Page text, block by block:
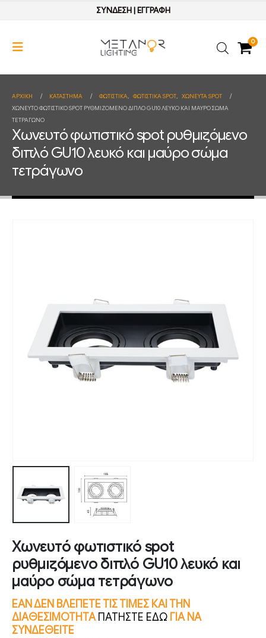
ΣΥΝΔΕΣΗ| ΕΓΓΡΑΦΗ
0
ΑΡΧΙΚΉ ΚΑΤΆΣΤΗΜΑ ΦΩΤΙΣΤΙΚΑ, ΦΩΤΙΣΤΙΚΑ SPOT, ΧΩΝΕΥΤΑ SPOT
ΧΩΝΕΥΤΌ ΦΩΤΙΣΤΙΚΌ SPOT ΡΥΘΜΙΖΌΜΕΝΟ ΔΙΠΛΌ GU10 ΛΕΥΚΌ ΚΑΙ ΜΑΎΡΟ ΣΏΜΑ
ΤΕΤΡΆΓΩΝΟ
Χωνευτό φωτιστικό spot ρυθμιζόμενο
διπλό GU10 λευκό και μαύρο σώμα
τετράγωνο
Χωνευτό φωτιστικό spot
ρυθμιζόμενο διπλό GU10 λευκό και
μαύρο σώμα τετράγωνο
ΕΑΝ ΔΕΝ ΒΛΕΠΕΤΕ ΤΙΣ ΤΙΜΕΣ ΚΑΙ ΤΗΝ
ΔΙΑΘΕΣΙΜΟΤΗΤΑ ΠΑΤΗΣΤΕ ΕΔΩ ΓΙΑ ΝΑ
ΣΥΝΔΕΘΕΙΤΕ